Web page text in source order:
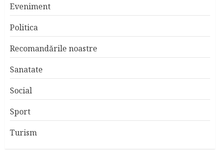
Eveniment
Politica
Recomandările noastre
Sanatate
Social
Sport
Turism